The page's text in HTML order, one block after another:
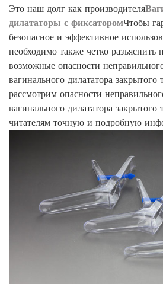
Это наш долг как производителя
дилататоры с фиксаторомЧтобы
безопасное и эффективное
необходимо также четко разъяснить
возможные опасности
вагинального дилататора
рассмотрим опасности
вагинального дилататора
читателям точную и подробную